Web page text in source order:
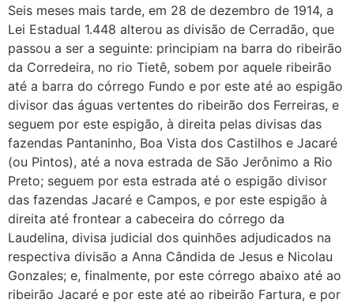
Seis meses mais tarde, em 28 de dezembro de 1914, a
Lei Estadual 1.448 alterou as divisão de Cerradão, que
passou a ser a seguinte: principiam na barra do ribeirão
da Corredeira, no rio Tietê, sobem por aquele ribeirão
até a barra do córrego Fundo e por este até ao espigão
divisor das águas vertentes do ribeirão dos Ferreiras, e
seguem por este espigão, à direita pelas divisas das
fazendas Pantaninho, Boa Vista dos Castilhos e Jacaré
(ou Pintos), até a nova estrada de São Jerônimo a Rio
Preto; seguem por esta estrada até o espigão divisor
das fazendas Jacaré e Campos, e por este espigão à
direita até frontear a cabeceira do córrego da
Laudelina, divisa judicial dos quinhões adjudicados na
respectiva divisão a Anna Cândida de Jesus e Nicolau
Gonzales; e, finalmente, por este córrego abaixo até ao
ribeirão Jacaré e por este até ao ribeirão Fartura, e por